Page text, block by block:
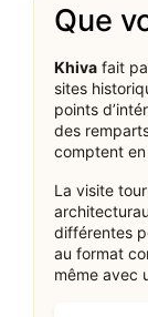
Que
Khiva fait
sites
points
des
comptent
La visite
différentes
au format
même avec